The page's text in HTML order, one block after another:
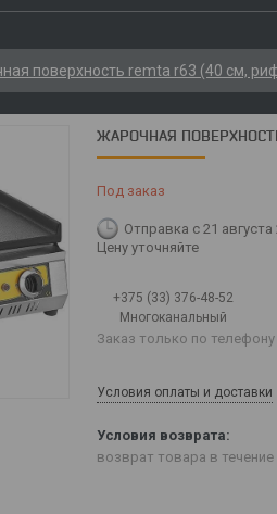
поверхность remta r63 (40 см,
ЖАРОЧНАЯ
Под заказ
Отправка с 21 августа
Цену уточняйте
+375 (33) 376-48-52
Многоканальный
Заказ только по телефону
Условия оплаты и доставки
возврат товара в течение